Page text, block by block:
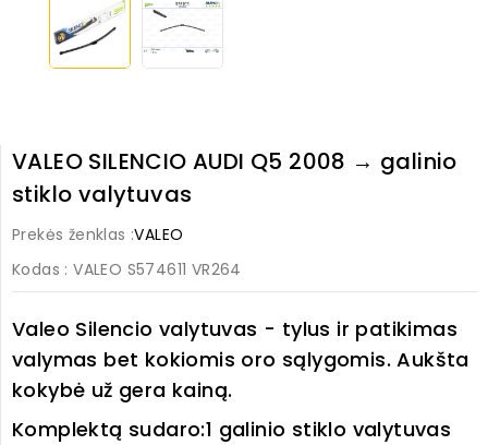
VALEO SILENCIO AUDI Q5 2008 → galinio
stiklo valytuvas
Prekės ženklas :VALEO
Kodas : VALEO S574611 VR264
Valeo Silencio valytuvas - tylus ir patikimas
valymas bet kokiomis oro sąlygomis. Aukšta
kokybė už gera kainą.
Komplektą sudaro:1 galinio stiklo valytuvas